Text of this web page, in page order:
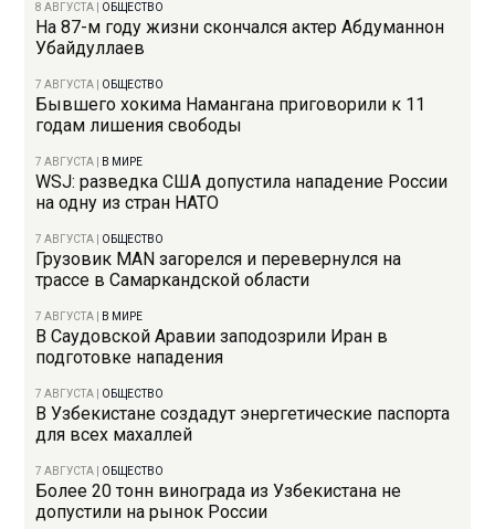
8 АВГУСТА ОБЩЕСТВО
На 87-м году жизни скончался актер Абдуманнон
Убайдуллаев
7 АВГУСТА ОБЩЕСТВО
Бывшего хокима Намангана приговорили к 11
годам лишения свободы
7 АВГУСТА В МИРЕ
WSJ: разведка США допустила нападение России
на одну из стран НАТО
7 АВГУСТА ОБЩЕСТВО
Грузовик MAN загорелся и перевернулся на
трассе в Самаркандской области
7 АВГУСТА В МИРЕ
В Саудовской Аравии заподозрили Иран в
подготовке нападения
7 АВГУСТА ОБЩЕСТВО
В Узбекистане создадут энергетические паспорта
для всех махаллей
7 АВГУСТА ОБЩЕСТВО
Более 20 тонн винограда из Узбекистана не
допустили на рынок России